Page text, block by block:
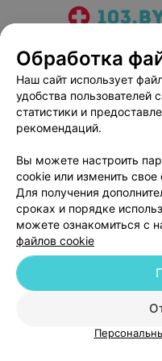
Медицинский
Пользовательское
Написать
Обработка
© 2026 ООО «Артокс Лаб», УНП
г. Минск, улица
Обработка
Наш сайт использует
удобства пользователей
статистики и
рекомендаций.
Вы можете настроить
cookie или изменить свое
Для получения
сроках и порядке
можете ознакомиться с
файлов cookie